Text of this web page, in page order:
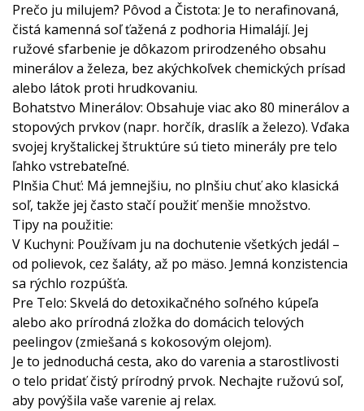
Prečo ju milujem? Pôvod a Čistota: Je to nerafinovaná,
čistá kamenná soľ ťažená z podhoria Himalájí. Jej
ružové sfarbenie je dôkazom prirodzeného obsahu
minerálov a železa, bez akýchkoľvek chemických prísad
alebo látok proti hrudkovaniu.
Bohatstvo Minerálov: Obsahuje viac ako 80 minerálov a
stopových prvkov (napr. horčík, draslík a železo). Vďaka
svojej kryštalickej štruktúre sú tieto minerály pre telo
ľahko vstrebateľné.
Plnšia Chuť: Má jemnejšiu, no plnšiu chuť ako klasická
soľ, takže jej často stačí použiť menšie množstvo.
Tipy na použitie:
V Kuchyni: Používam ju na dochutenie všetkých jedál –
od polievok, cez šaláty, až po mäso. Jemná konzistencia
sa rýchlo rozpúšťa.
Pre Telo: Skvelá do detoxikačného soľného kúpeľa
alebo ako prírodná zložka do domácich telových
peelingov (zmiešaná s kokosovým olejom).
Je to jednoduchá cesta, ako do varenia a starostlivosti
o telo pridať čistý prírodný prvok. Nechajte ružovú soľ,
aby povýšila vaše varenie aj relax.